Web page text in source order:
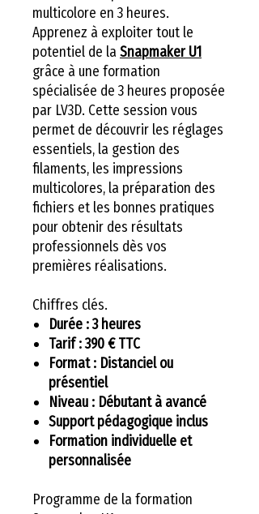
multicolore en 3 heures.
Apprenez à exploiter tout le
potentiel de la Snapmaker U1
grâce à une formation
spécialisée de 3 heures proposée
par LV3D. Cette session vous
permet de découvrir les réglages
essentiels, la gestion des
filaments, les impressions
multicolores, la préparation des
fichiers et les bonnes pratiques
pour obtenir des résultats
professionnels dès vos
premières réalisations.
Chiffres clés.
Durée : 3 heures
Tarif : 390 € TTC
Format : Distanciel ou
présentiel
Niveau : Débutant à avancé
Support pédagogique inclus
Formation individuelle et
personnalisée
Programme de la formation